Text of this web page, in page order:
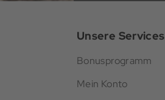
Unsere Services
Bonusprogramm
Mein Konto